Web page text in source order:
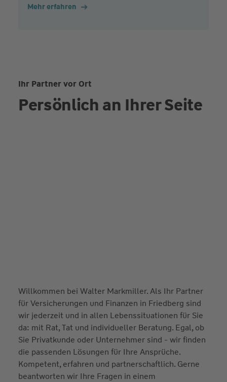
Mehr erfahren
Ihr Partner vor Ort
Persönlich an Ihrer Seite
Willkommen bei Walter Markmiller. Als Ihr Partner
für Versicherungen und Finanzen in Friedberg sind
wir jederzeit und in allen Lebenssituationen für Sie
da: mit Rat, Tat und individueller Beratung. Egal, ob
Sie Privatkunde oder Unternehmer sind - wir finden
die passenden Lösungen für Ihre Ansprüche.
Kompetent, erfahren und partnerschaftlich. Gerne
beantworten wir Ihre Fragen in einem